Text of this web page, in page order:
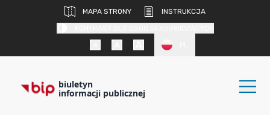
MAPA STRONY
INSTRUKCJA
biuletyn
informacji publicznej